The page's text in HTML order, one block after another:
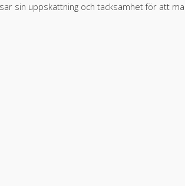
sin uppskattning och tacksamhet för att